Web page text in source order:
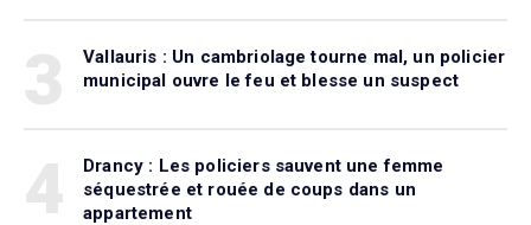
Vallauris : Un cambriolage tourne mal, un policier
municipal ouvre le feu et blesse un suspect
Drancy : Les policiers sauvent une femme
séquestrée et rouée de coups dans un
appartement